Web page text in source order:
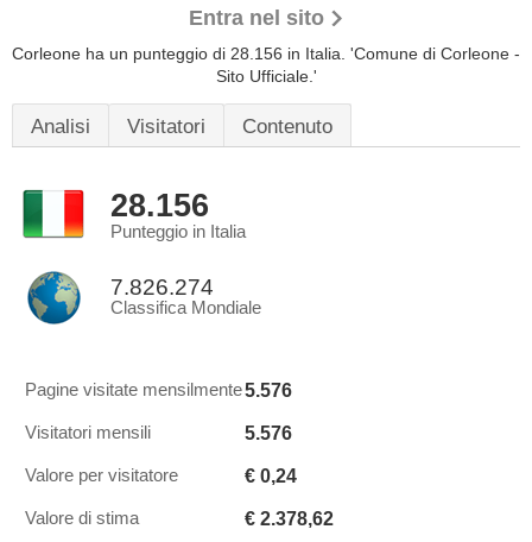
Entra nel sito
Corleone ha un punteggio di 28.156 in Italia. 'Comune di Corleone -
Sito Ufficiale.'
Analisi Visitatori Contenuto
28.156
Punteggio in Italia
7.826.274
Classifica Mondiale
Pagine visitate mensilmente5.576
Visitatori mensili 5.576
Valore per visitatore € 0,24
Valore di stima € 2.378,62